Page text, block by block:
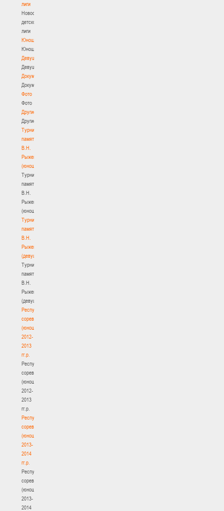
лиги
Новости
детской
лиги
Юноши
Юноши
Девушки
Девушки
Документы
Документы
Фото
Фото
Другие
Другие
Турнир
памяти
В.Н.
Рыженкова
(юноши)
Турнир
памяти
В.Н.
Рыженкова
(юноши)
Турнир
памяти
В.Н.
Рыженкова
(девушки)
Турнир
памяти
В.Н.
Рыженкова
(девушки)
Республиканские
соревнования
(юноши)
2012-
2013
гг.р.
Республиканские
соревнования
(юноши)
2012-
2013
гг.р.
Республиканские
соревнования
(юноши)
2013-
2014
гг.р.
Республиканские
соревнования
(юноши)
2013-
2014